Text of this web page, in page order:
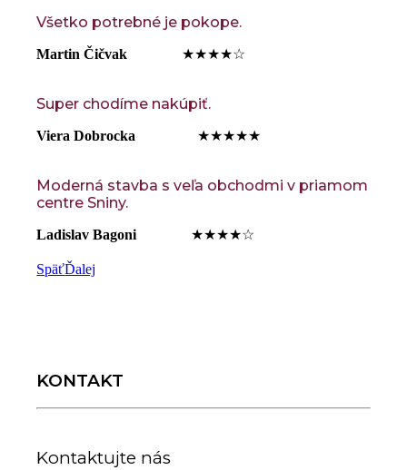
Všetko potrebné je pokope.
Martin Čičvak ‍ ‍ ‍ ‍ ‍ ‍ ‍ ‍ ‍ ‍ ‍ ‍ ‍ ‍ ★★★★☆
Super chodíme nakúpiť.
Viera Dobrocka ‍ ‍ ‍ ‍ ‍ ‍ ‍ ‍ ‍ ‍ ‍ ‍ ‍ ‍ ‍ ‍ ★★★★★
Moderná stavba s veľa obchodmi v priamom
centre Sniny.
Ladislav Bagoni ‍ ‍ ‍ ‍ ‍ ‍ ‍ ‍ ‍ ‍ ‍ ‍ ‍ ‍ ★★★★☆
SpäťĎalej
KONTAKT
Kontaktujte nás